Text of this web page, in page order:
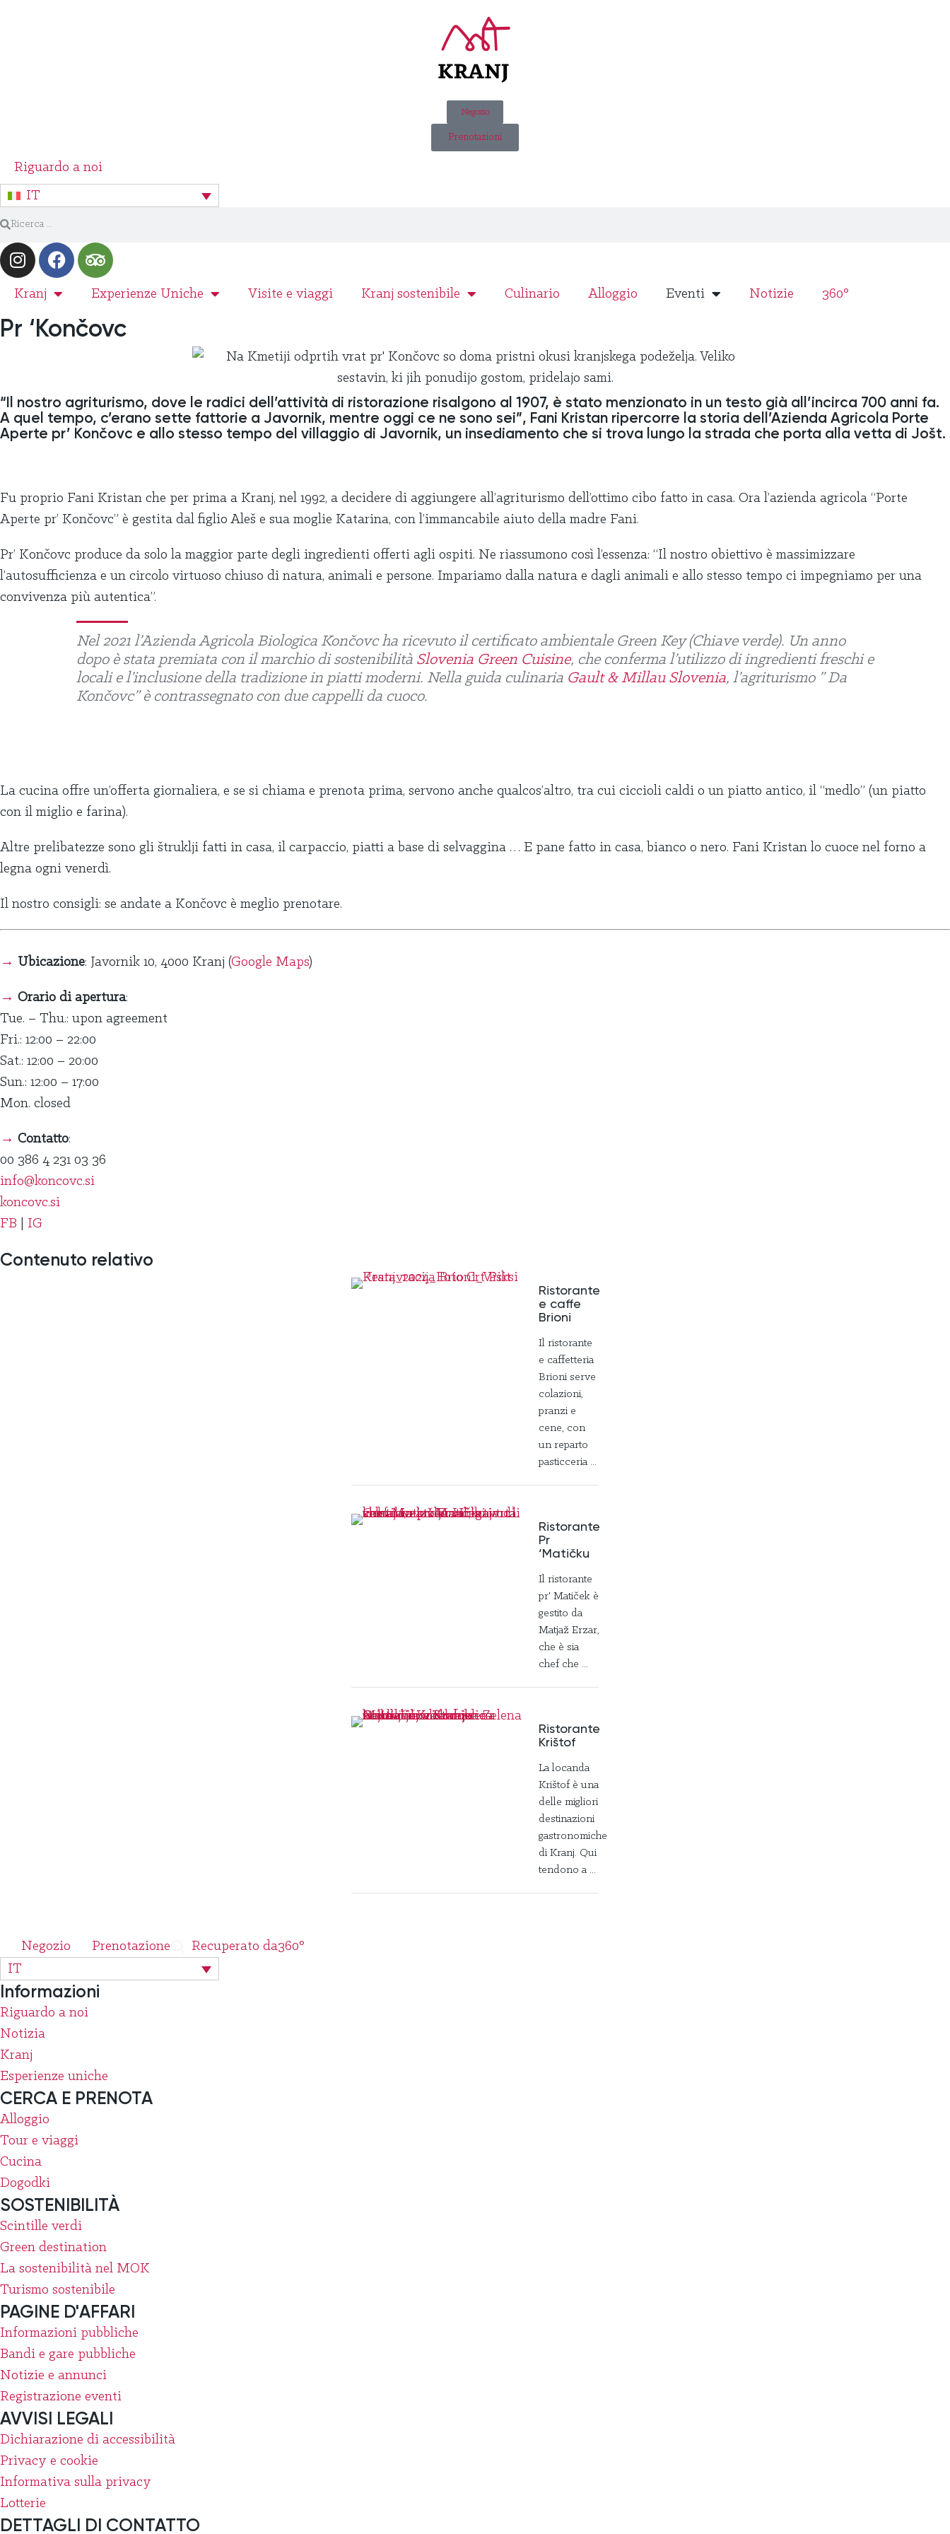
Negozio
Prenotazioni
Riguardo a noi
IT
Kranj Experienze Uniche Visite e viaggi Kranj sostenibile Culinario Alloggio Eventi Notizie 360°
Pr ‘Končovc
“Il nostro agriturismo, dove le radici dell’attività di ristorazione risalgono al 1907, è stato menzionato in un testo già all’incirca 700 anni fa.
A quel tempo, c’erano sette fattorie a Javornik, mentre oggi ce ne sono sei”, Fani Kristan ripercorre la storia dell’Azienda Agricola Porte
Aperte pr’ Končovc e allo stesso tempo del villaggio di Javornik, un insediamento che si trova lungo la strada che porta alla vetta di Jošt.
Fu proprio Fani Kristan che per prima a Kranj, nel 1992, a decidere di aggiungere all’agriturismo dell’ottimo cibo fatto in casa. Ora l’azienda agricola “Porte
Aperte pr’ Končovc” è gestita dal figlio Aleš e sua moglie Katarina, con l’immancabile aiuto della madre Fani.
Pr’ Končovc produce da solo la maggior parte degli ingredienti offerti agli ospiti. Ne riassumono così l’essenza: “Il nostro obiettivo è massimizzare
l’autosufficienza e un circolo virtuoso chiuso di natura, animali e persone. Impariamo dalla natura e dagli animali e allo stesso tempo ci impegniamo per una
convivenza più autentica”.
Nel 2021 l’Azienda Agricola Biologica Končovc ha ricevuto il certificato ambientale Green Key (Chiave verde). Un anno
dopo è stata premiata con il marchio di sostenibilità Slovenia Green Cuisine, che conferma l’utilizzo di ingredienti freschi e
locali e l’inclusione della tradizione in piatti moderni. Nella guida culinaria Gault & Millau Slovenia, l’agriturismo ” Da
Končovc” è contrassegnato con due cappelli da cuoco.
La cucina offre un’offerta giornaliera, e se si chiama e prenota prima, servono anche qualcos’altro, tra cui ciccioli caldi o un piatto antico, il “medlo” (un piatto
con il miglio e farina).
Altre prelibatezze sono gli štruklji fatti in casa, il carpaccio, piatti a base di selvaggina … E pane fatto in casa, bianco o nero. Fani Kristan lo cuoce nel forno a
legna ogni venerdì.
Il nostro consigli: se andate a Končovc è meglio prenotare.
→ Ubicazione: Javornik 10, 4000 Kranj (Google Maps)
→ Orario di apertura:
Tue. – Thu.: upon agreement
Fri.: 12:00 – 22:00
Sat.: 12:00 – 20:00
Sun.: 12:00 – 17:00
Mon. closed
→ Contatto:
00 386 4 231 03 36
info@koncovc.si
koncovc.si
FB
IG
Contenuto relativo
Ristorante
e caffe
Brioni
Il ristorante
e caffetteria
Brioni serve
colazioni,
pranzi e
cene, con
un reparto
pasticceria ...
Ristorante
Pr
‘Matičku
Il ristorante
pr' Matiček è
gestito da
Matjaž Erzar,
che è sia
chef che ...
Ristorante
Krištof
La locanda
Krištof è una
delle migliori
destinazioni
gastronomiche
di Kranj. Qui
tendono a ...
Negozio Prenotazione Recuperato da360°
IT
Informazioni
Riguardo a noi
Notizia
Kranj
Esperienze uniche
CERCA E PRENOTA
Alloggio
Tour e viaggi
Cucina
Dogodki
SOSTENIBILITÀ
Scintille verdi
Green destination
La sostenibilità nel MOK
Turismo sostenibile
PAGINE D'AFFARI
Informazioni pubbliche
Bandi e gare pubbliche
Notizie e annunci
Registrazione eventi
AVVISI LEGALI
Dichiarazione di accessibilità
Privacy e cookie
Informativa sulla privacy
Lotterie
DETTAGLI DI CONTATTO